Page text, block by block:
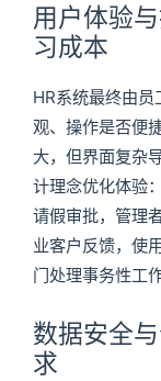
用户体验
习成本
HR系统最终由
观、操作是否便
大，但界面复杂
计理念优化体验
请假审批，管理
业客户反馈，使
门处理事务性工
数据安全
求